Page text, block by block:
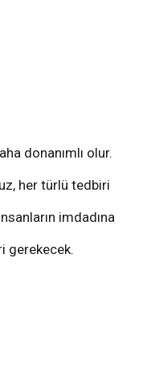
donanımlı olur.
her türlü tedbiri
imdadına
gerekecek.